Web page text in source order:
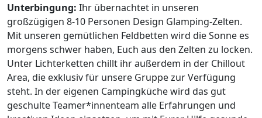
Unterbingung: Ihr übernachtet in unseren
großzügigen 8-10 Personen Design Glamping-Zelten.
Mit unseren gemütlichen Feldbetten wird die Sonne es
morgens schwer haben, Euch aus den Zelten zu locken.
Unter Lichterketten chillt ihr außerdem in der Chillout
Area, die exklusiv für unsere Gruppe zur Verfügung
steht. In der eigenen Campingküche wird das gut
geschulte Teamer*innenteam alle Erfahrungen und